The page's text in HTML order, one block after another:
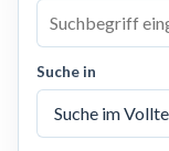
Suche in